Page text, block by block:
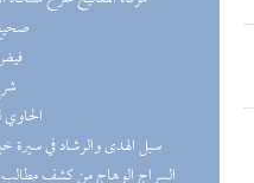
(6)
(6)
(5)
(5) سبل الهدى والرشاد في سيرة